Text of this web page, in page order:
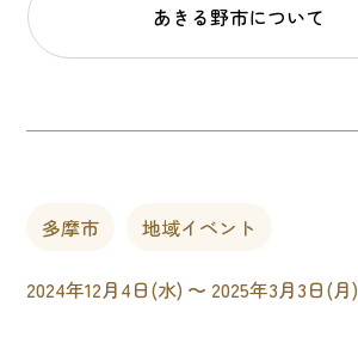
あきる野市について
多摩市 地域イベント
2024年12月4日(水) 〜 2025年3月3日(月)